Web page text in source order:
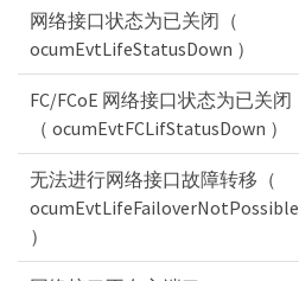
网络接口状态为已关闭（
ocumEvtLifeStatusDown ）
FC/FCoE 网络接口状态为已关闭
（ ocumEvtFCLifStatusDown ）
无法进行网络接口故障转移（
ocumEvtLifeFailoverNotPossible
）